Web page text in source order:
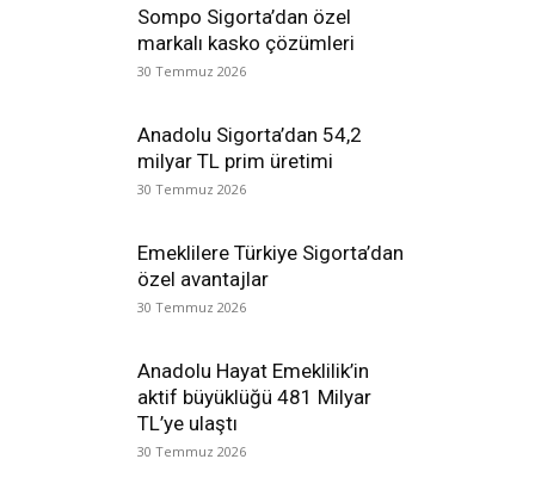
Sompo Sigorta’dan özel
markalı kasko çözümleri
30 Temmuz 2026
Anadolu Sigorta’dan 54,2
milyar TL prim üretimi
30 Temmuz 2026
Emeklilere Türkiye Sigorta’dan
özel avantajlar
30 Temmuz 2026
Anadolu Hayat Emeklilik’in
aktif büyüklüğü 481 Milyar
TL’ye ulaştı
30 Temmuz 2026